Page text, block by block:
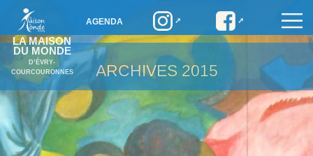
LA MAISON
DU MONDE
D’ÉVRY-
COURCOURONNES
AGENDA
ARCHIVES 2015